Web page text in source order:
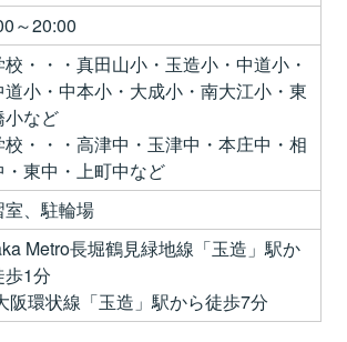
～20:00
校・・・真田山小・玉造小・中道小・
道小・中本小・大成小・南大江小・東
小など
校・・・高津中・玉津中・本庄中・相
・東中・上町中など
室、駐輪場
Metro長堀鶴見緑地線「玉造」駅か
歩1分
阪環状線「玉造」駅から徒歩7分